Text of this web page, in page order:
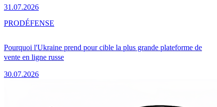
31.07.2026
Pourquoi l'Ukraine prend pour cible la plus grande plateforme de
vente en ligne russe
30.07.2026
PRODÉFENSE